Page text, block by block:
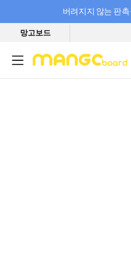
버려지지 않는 판
필요한 만큼 충전하고 끊김 없이
망고보드